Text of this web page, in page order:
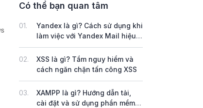
Có thể bạn quan tâm
01.
Yandex là gì? Cách sử dụng khi
làm việc với Yandex Mail hiệu
quả
02.
XSS là gì? Tầm nguy hiểm và
cách ngăn chặn tấn công XSS
03.
XAMPP là gì? Hướng dẫn tải,
cài đặt và sử dụng phần mềm